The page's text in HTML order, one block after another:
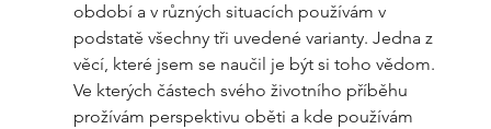
období a v různých situacích používám v
podstatě všechny tři uvedené varianty. Jedna z
věcí, které jsem se naučil je být si toho vědom.
Ve kterých částech svého životního příběhu
prožívám perspektivu oběti a kde používám